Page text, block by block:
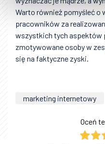
Warto również pomyśleć o
pracowników za
wszystkich tych aspektów
zmotywowane osoby w
się na faktyczne zyski.
marketing internetowy
Oceń